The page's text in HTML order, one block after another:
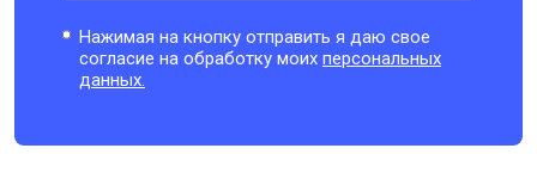
Нажимая на кнопку отправить я даю свое
согласие на обработку моихперсональных
данных.